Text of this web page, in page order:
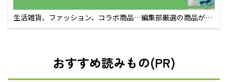
生活雑貨、ファッション、コラボ商品…編集部厳選の商品が買
えるECサイト
おすすめ読みもの(PR)